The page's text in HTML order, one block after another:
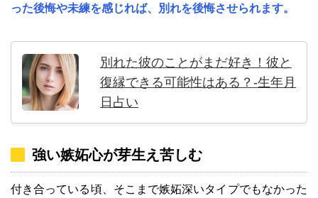
った後悔や未練を感じれば、別れを後悔させられます。
別れた彼のことがまだ好き！彼と
復縁できる可能性はある？-生年月
日占い
強い嫉妬心が芽生え苦しむ
付き合っている頃、そこまで嫉妬深いタイプでもなかった